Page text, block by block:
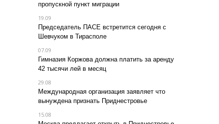
пропускной пункт миграции
19.09
Председатель ПАСЕ встретится сегодня с
Шевчуком в Тирасполе
07.09
Гимназия Коржова должна платить за аренду
42 тысячи лей в месяц
29.08
Международная организация заявляет что
вынуждена признать Приднестровье
15.08